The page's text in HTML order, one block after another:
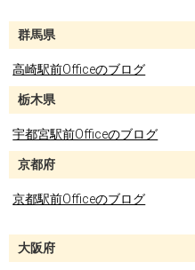
群馬県
高崎駅前Officeのブログ
栃木県
宇都宮駅前Officeのブログ
京都府
京都駅前Officeのブログ
大阪府